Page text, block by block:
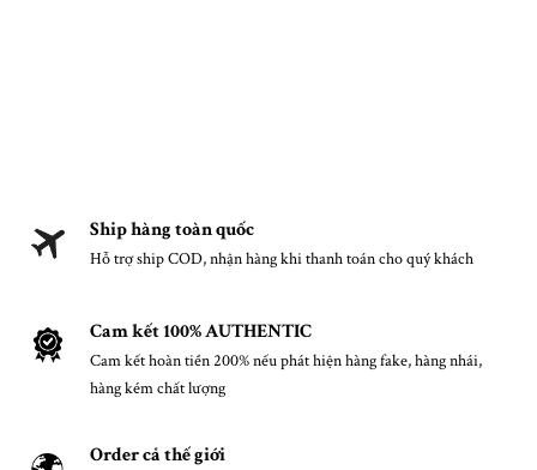
Ship hàng toàn quốc
Hỗ trợ ship COD, nhận hàng khi thanh toán cho quý khách
Cam kết 100% AUTHENTIC
Cam kết hoàn tiền 200% nếu phát hiện hàng fake, hàng nhái,
hàng kém chất lượng
Order cả thế giới